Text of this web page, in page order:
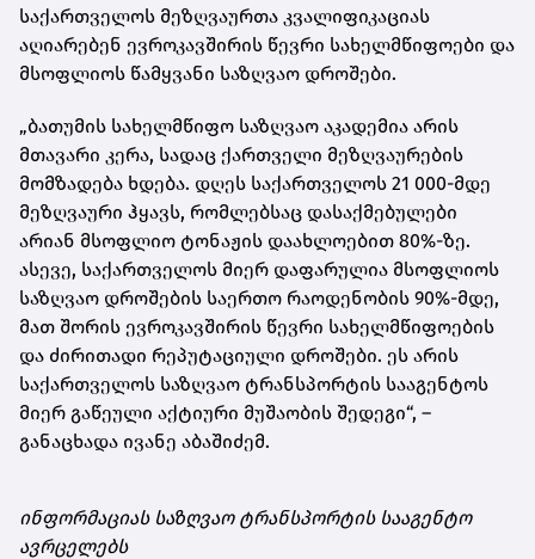
საქართველოს მეზღვაურთა კვალიფიკაციას
აღიარებენ ევროკავშირის წევრი სახელმწიფოები და
მსოფლიოს წამყვანი საზღვაო დროშები.
„ბათუმის სახელმწიფო საზღვაო აკადემია არის
მთავარი კერა, სადაც ქართველი მეზღვაურების
მომზადება ხდება. დღეს საქართველოს 21 000-მდე
მეზღვაური ჰყავს, რომლებსაც დასაქმებულები
არიან მსოფლიო ტონაჟის დაახლოებით 80%-ზე.
ასევე, საქართველოს მიერ დაფარულია მსოფლიოს
საზღვაო დროშების საერთო რაოდენობის 90%-მდე,
მათ შორის ევროკავშირის წევრი სახელმწიფოების
და ძირითადი რეპუტაციული დროშები. ეს არის
საქართველოს საზღვაო ტრანსპორტის სააგენტოს
მიერ გაწეული აქტიური მუშაობის შედეგი“, –
განაცხადა ივანე აბაშიძემ.
ინფორმაციას საზღვაო ტრანსპორტის სააგენტო
ავრცელებს